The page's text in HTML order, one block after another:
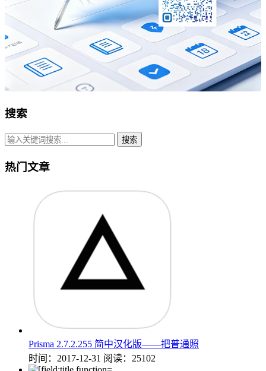
搜索
搜索
热门文章
Prisma 2.7.2.255 简中汉化版——把普通照
时间：2017-12-31 阅读：25102